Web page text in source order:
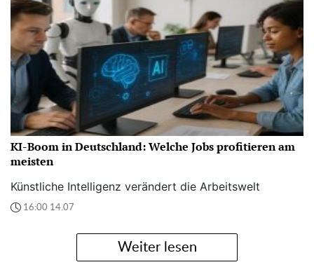
KI-Boom in Deutschland: Welche Jobs profitieren am
meisten
Künstliche Intelligenz verändert die Arbeitswelt
16:00 14.07
Weiter lesen